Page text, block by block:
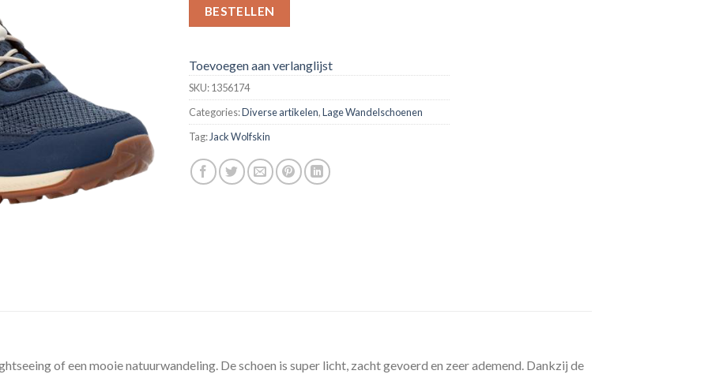
BESTELLEN
Toevoegen aan verlanglijst
SKU:1356174
Categories:Diverse artikelen,Lage Wandelschoenen
Tag:Jack Wolfskin
of een mooie natuurwandeling. De schoen is super licht, zacht gevoerd en zeer ademend. Dankzij de